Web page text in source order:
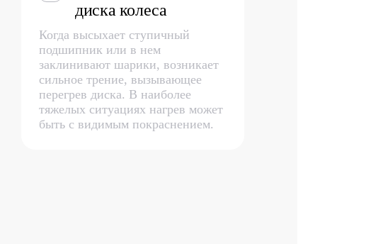
диска колеса
Когда высыхает ступичный
подшипник или в нем
заклинивают шарики, возникает
сильное трение, вызывающее
перегрев диска. В наиболее
тяжелых ситуациях нагрев может
быть с видимым покраснением.